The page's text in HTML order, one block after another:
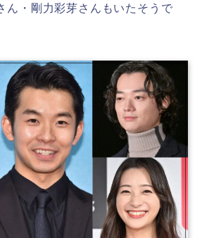
ん・剛力彩芽さんもいたそうで